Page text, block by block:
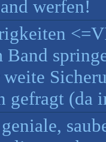
werfen!
Band
gefragt (da